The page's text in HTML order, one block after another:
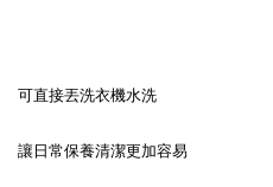
可直接丟洗衣機水洗
讓日常保養清潔更加容易